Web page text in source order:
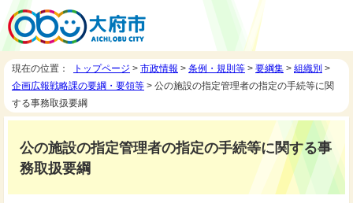
現在の位置： トップページ > 市政情報 > 条例・規則等 > 要綱集 > 組織別 >
企画広報戦略課の要綱・要領等 > 公の施設の指定管理者の指定の手続等に関
する事務取扱要綱
公の施設の指定管理者の指定の手続等に関する事
務取扱要綱